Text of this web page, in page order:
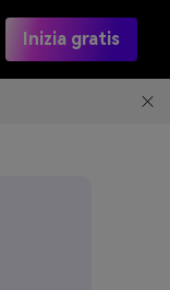
Inizia gratis